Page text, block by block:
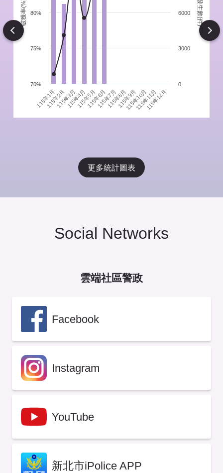
破獲率(%) 發生數(件)
115年1月
115年2月115年3月115年4月115年5月115年6月115年7月115年8月115年9月
115年10月
115年11月
115年12月
70%
75%
80%
0
3000
6000
更多統計圖表
Social Networks
雲端社區警政
Facebook
Instagram
YouTube
新北市iPolice APP